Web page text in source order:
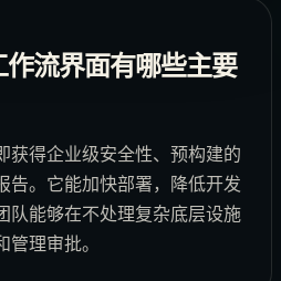
流界面有哪些主要
获得企业级安全性、预构建的
告。它能加快部署，降低开发
队能够在不处理复杂底层设施
理审批。